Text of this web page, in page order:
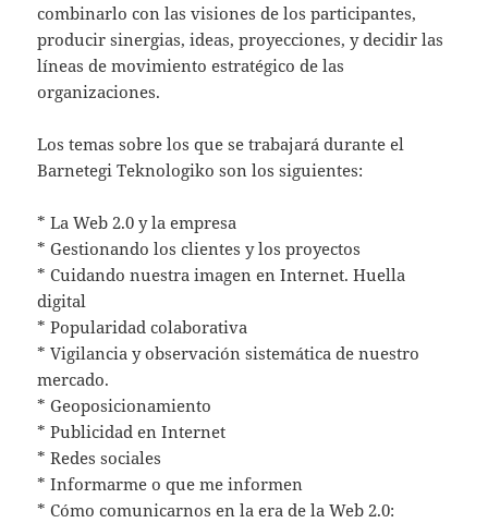
combinarlo con las visiones de los participantes,
producir sinergias, ideas, proyecciones, y decidir las
líneas de movimiento estratégico de las
organizaciones.
Los temas sobre los que se trabajará durante el
Barnetegi Teknologiko son los siguientes:
* La Web 2.0 y la empresa
* Gestionando los clientes y los proyectos
* Cuidando nuestra imagen en Internet. Huella
digital
* Popularidad colaborativa
* Vigilancia y observación sistemática de nuestro
mercado.
* Geoposicionamiento
* Publicidad en Internet
* Redes sociales
* Informarme o que me informen
* Cómo comunicarnos en la era de la Web 2.0: